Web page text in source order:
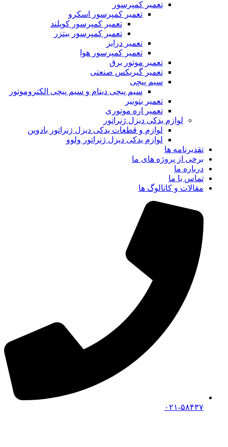
تعمیر کمپرسور
تعمیر کمپرسور اسکرو
تعمیر کمپرسور کوپلند
تعمیر کمپرسور بیتزر
تعمیر درایر
تعمیر کمپرسور هوا
تعمیر موتور برق
تعمیر گیربکس صنعتی
سیم پیچی
سیم پیچی دینام و سیم پیچی الکتروموتور
تعمیر بتونیر
تعمیر اره موتوری
لوازم یدکی دیزل ژنراتور
لوازم و قطعات یدکی دیزل ژنراتور بادوین
لوازم یدکی دیزل ژنراتور ولوو
تقدیرنامه ها
برخی از پروژه های ما
درباره ما
تماس با ما
مقالات و کاتالوگ ها
۰۲۱-۵۸۴۳۷